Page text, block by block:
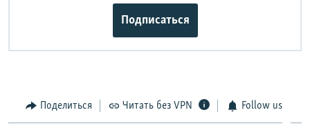
Подписаться
Поделиться Читать без VPN Follow us